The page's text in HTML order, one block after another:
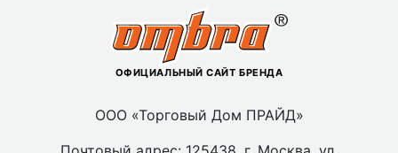
ОФИЦИАЛЬНЫЙ САЙТ БРЕНДА
ООО «Торговый Дом ПРАЙД»